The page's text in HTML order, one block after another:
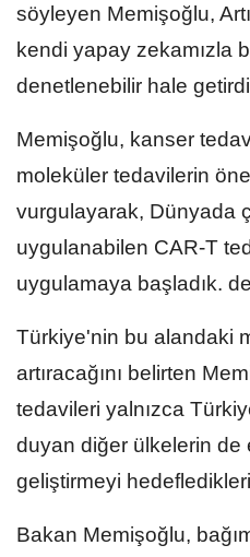
söyleyen Memişoğlu,
kendi yapay zekamızla
denetlenebilir hale
Memişoğlu, kanser
moleküler tedavilerin
vurgulayarak, Dünyada
uygulanabilen CAR-T
uygulamaya başladık.
Türkiye'nin bu alandaki
artıracağını belirten
tedavileri yalnızca
duyan diğer ülkelerin de
geliştirmeyi
Bakan Memişoğlu,